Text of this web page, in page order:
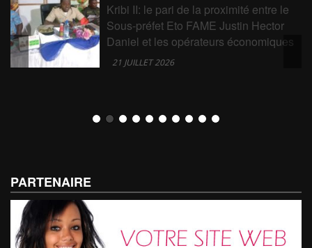
Kribi II: le pari de la proximité entre le
Sous-préfet Eto FAME Justin Hector
Daniel et les opérateurs économiques
21 JUILLET 2026
PARTENAIRE